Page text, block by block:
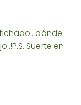
dónde
Suerte en